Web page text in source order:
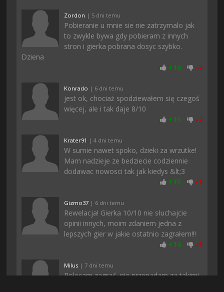
Zordon | 5 dni temu
Pobieranie u mnie sie nie zatrzymalo jak
to zwykle bywa gdy pobieram z innych
stron i gierka pobrana dosyc szybko.
Dziena
+16 -2
Konrado | 6 dni temu
jest ok, chociaż spodziewałem się czegoś
więcej, ale i tak daje 8/10
+15 -2
Krater91 | 4 dni temu
W sumie nawet spoko, dzieki za wrzutke!
Mam nadzieje ze bedziecie codziennie
dodawac nowosci tak jak kiedys &lt;3
+15 -1
Gizmo37 | 6 dni temu
Rewelacja! Gierka 10/10 nie słuchajcie
opinii innych, moim zdaniem jedna z
lepszych gier w jakie ostatnio zagrałem!!!
+14 -1
Milus | 7 dni temu
Polecam zagrać, nie przepadam za takimi